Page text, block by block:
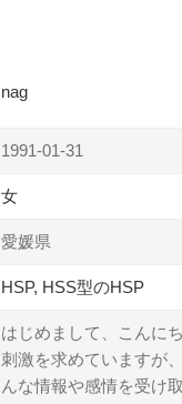
nag
1991-01-31
女
愛媛県
HSP, HSS型のHSP
はじめまして、こんに
刺激を求めていますが
んな情報や感情を受け